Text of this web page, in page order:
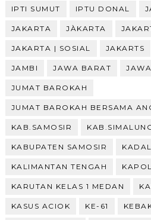
IPTI SUMUT IPTU DONAL
JAKARTA JÀKARTA
JAKARTA | SOSIAL JAKARTS
JAMBI JAWA BARAT
JUMAT BAROKAH
JUMAT BAROKAH BERSAMA
KAB.SAMOSIR
KABUPATEN SAMOSIR
KALIMANTAN TENGAH
KARUTAN KELAS 1 MEDAN
KASUS ACIOK KE-61